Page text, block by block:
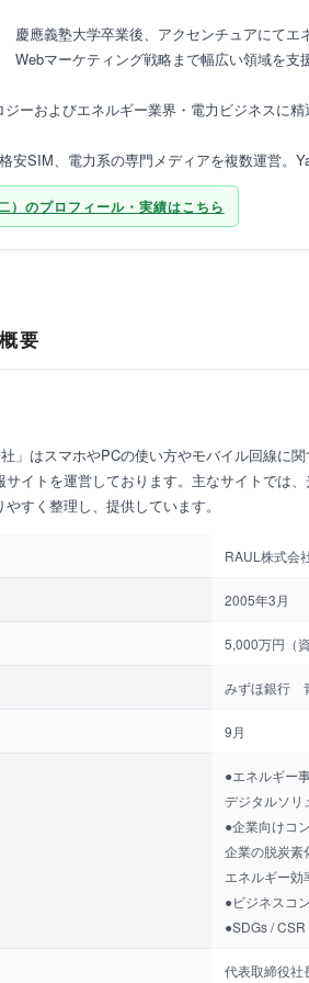
慶應義塾大学卒業後、アクセンチュアにて
Webマーケティング戦略まで幅広い領域を支
ーおよびエネルギー業界・電力ビジネスに
安SIM、電力系の専門メディアを複数運営。
）のプロフィール・実績はこちら
要
」はスマホやPCの使い方やモバイル回線に
サイトを運営しております。主なサイトでは
すく整理し、提供しています。
RAUL株式会
2005年3月
5,000万円（
みずほ銀行
9月
●エネルギー
デジタルソリ
●企業向けコ
企業の脱炭素
エネルギー効
●ビジネスコ
●SDGs /
代表取締役社